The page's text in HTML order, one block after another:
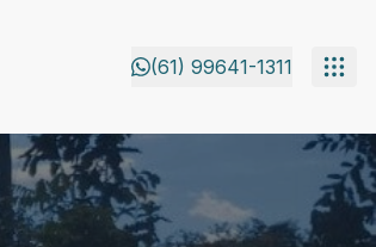
(61) 99641-1311